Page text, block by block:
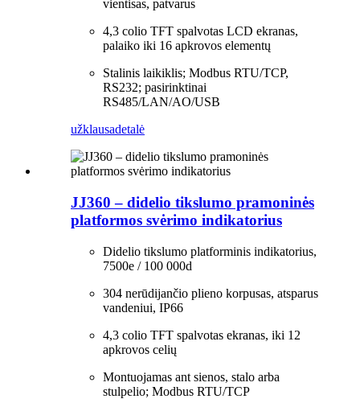
vientisas, patvarus
4,3 colio TFT spalvotas LCD ekranas,
palaiko iki 16 apkrovos elementų
Stalinis laikiklis; Modbus RTU/TCP,
RS232; pasirinktinai
RS485/LAN/AO/USB
užklausadetalė
JJ360 – didelio tikslumo pramoninės
platformos svėrimo indikatorius
Didelio tikslumo platforminis indikatorius,
7500e / 100 000d
304 nerūdijančio plieno korpusas, atsparus
vandeniui, IP66
4,3 colio TFT spalvotas ekranas, iki 12
apkrovos celių
Montuojamas ant sienos, stalo arba
stulpelio; Modbus RTU/TCP